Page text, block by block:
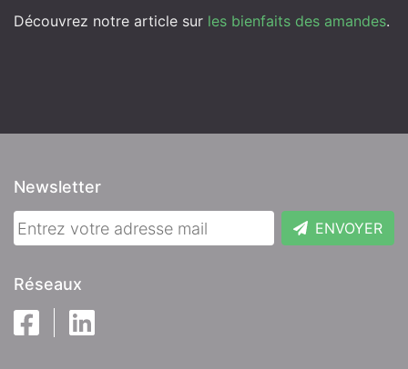
Découvrez notre article sur les bienfaits des amandes.
Newsletter
ENVOYER
Réseaux